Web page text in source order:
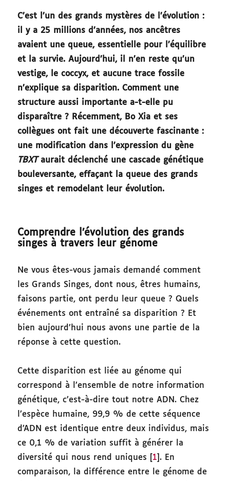
C’est l’un des grands mystères de l’évolution :
il y a 25 millions d’années, nos ancêtres
avaient une queue, essentielle pour l’équilibre
et la survie. Aujourd’hui, il n’en reste qu’un
vestige, le coccyx, et aucune trace fossile
n’explique sa disparition. Comment une
structure aussi importante a-t-elle pu
disparaître ? Récemment, Bo Xia et ses
collègues ont fait une découverte fascinante :
une modification dans l’expression du gène
TBXTaurait déclenché une cascade génétique
bouleversante, effaçant la queue des grands
singes et remodelant leur évolution.
Comprendre l’évolution des grands
singes à travers leur génome
Ne vous êtes-vous jamais demandé comment
les Grands Singes, dont nous, êtres humains,
faisons partie, ont perdu leur queue ? Quels
événements ont entraîné sa disparition ? Et
bien aujourd’hui nous avons une partie de la
réponse à cette question.
Cette disparition est liée au génome qui
correspond à l’ensemble de notre information
génétique, c’est-à-dire tout notre ADN. Chez
l’espèce humaine, 99,9 % de cette séquence
d’ADN est identique entre deux individus, mais
ce 0,1 % de variation suffit à générer la
diversité qui nous rend uniques [ 1 ]. En
comparaison, la différence entre le génome de